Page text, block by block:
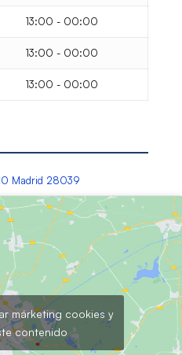
13:00 - 00:00
13:00 - 00:00
13:00 - 00:00
Madrid 28039
márketing cookies y
contenido